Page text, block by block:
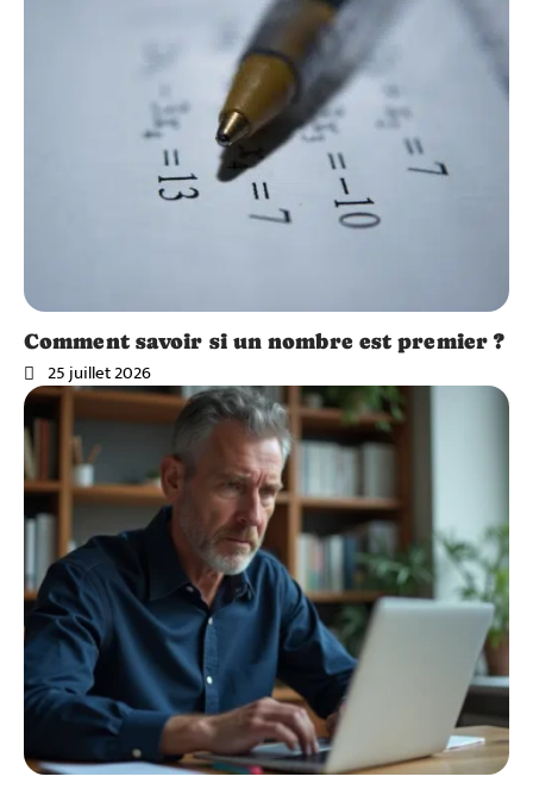
Comment savoir si un nombre est premier ?
25 juillet 2026